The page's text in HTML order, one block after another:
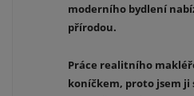
moderního bydlení
přírodou.
Práce realitního
koníčkem, proto jsem ji